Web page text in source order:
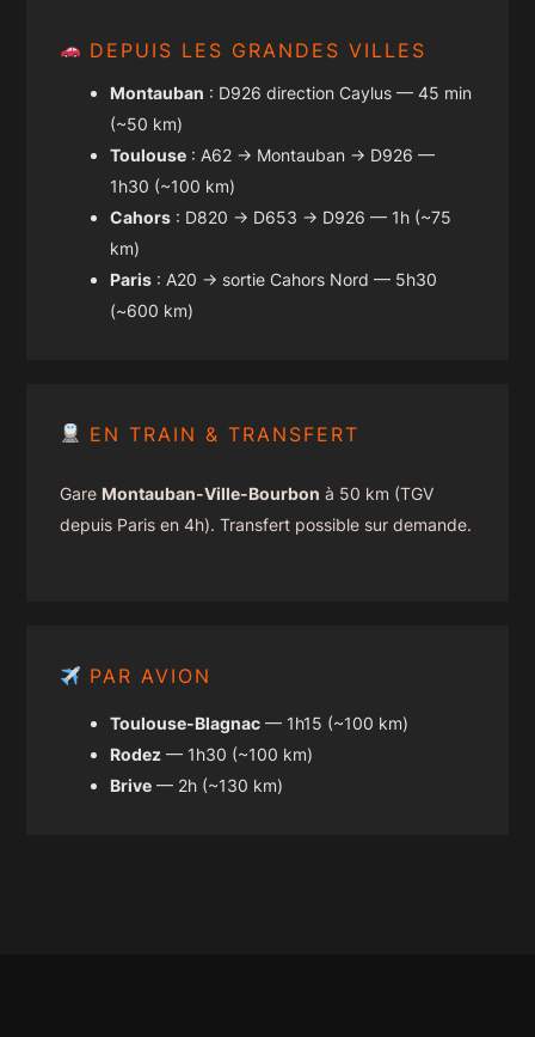
DEPUIS LES GRANDES VILLES
Montauban : D926 direction Caylus — 45 min
(~50 km)
Toulouse: A62 → Montauban → D926 —
1h30 (~100 km)
Cahors: D820 → D653 → D926 — 1h (~75
km)
Paris: A20 → sortie Cahors Nord — 5h30
(~600 km)
EN TRAIN & TRANSFERT
Gare Montauban-Ville-Bourbon à 50 km (TGV
depuis Paris en 4h). Transfert possible sur demande.
PAR AVION
Toulouse-Blagnac— 1h15 (~100 km)
Rodez— 1h30 (~100 km)
Brive— 2h (~130 km)